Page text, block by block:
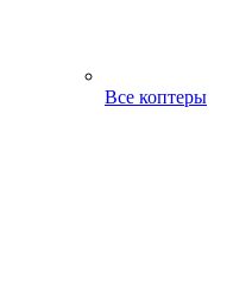
Все коптеры